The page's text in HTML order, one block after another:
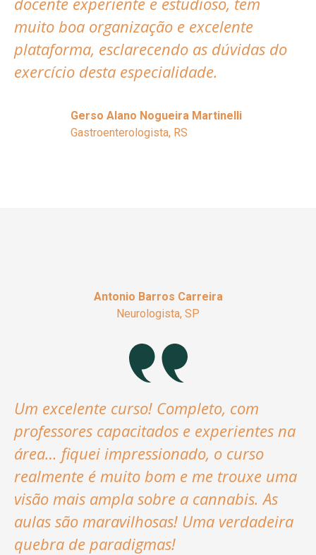
muito boa organização e excelente
plataforma, esclarecendo as dúvidas do
exercício desta especialidade.
Gerso Alano Nogueira Martinelli
Gastroenterologista, RS
Antonio Barros Carreira
Neurologista, SP
Um excelente curso! Completo, com
professores capacitados e experientes na
área… fiquei impressionado, o curso
realmente é muito bom e me trouxe uma
visão mais ampla sobre a cannabis. As
aulas são maravilhosas! Uma verdadeira
quebra de paradigmas!